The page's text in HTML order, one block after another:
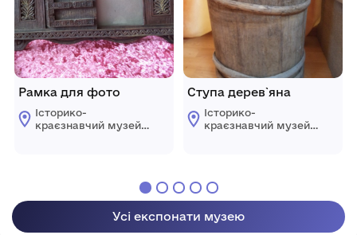
Рамка для фото
Історико-
краєзнавчий музей
Ступа дерев`яна
Історико-
краєзнавчий музей
Усі експонати музею